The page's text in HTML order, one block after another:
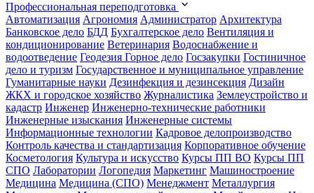
Профессиональная переподготовка
Автоматизация Агрономия Администратор Архитектура
Банковское дело БДД Бухгалтерское дело Вентиляция и
кондиционирование Ветеринария Водоснабжение и
водоотведение Геодезия Горное дело Госзакупки Гостиничное
дело и туризм Государственное и муниципальное управление
Гуманитарные науки Дезинфекция и дезинсекция Дизайн
ЖКХ и городское хозяйство Журналистика Землеустройство и
кадастр Инженер Инженерно-технические работники
Инженерные изыскания Инженерные системы
Информационные технологии Кадровое делопроизводство
Контроль качества и стандартизация Корпоративное обучение
Косметология Культура и искусство Курсы ПП ВО Курсы ПП
СПО Лаборатории Логопедия Маркетинг Машиностроение
Медицина Медицина (СПО) Менеджмент Металлургия